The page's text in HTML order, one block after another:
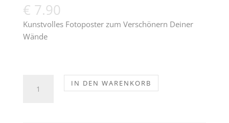
€ 7.90
Kunstvolles Fotoposter zum Verschönern Deiner
Wände
IN DEN WARENKORB